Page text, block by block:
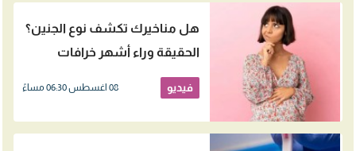
هل مناخيرك تكشف نوع الجنين؟
الحقيقة وراء أشهر خرافات
الحمل
فيديو 08 اغسطس 06:30 مساءً